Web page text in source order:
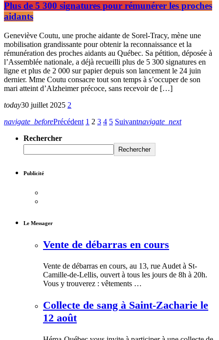
Plus de 5 300 signatures pour rémunérer les proches
aidants
Geneviève Coutu, une proche aidante de Sorel-Tracy, mène une
mobilisation grandissante pour obtenir la reconnaissance et la
rémunération des proches aidants au Québec. Sa pétition, déposée à
l’Assemblée nationale, a déjà recueilli plus de 5 300 signatures en
ligne et plus de 2 000 sur papier depuis son lancement le 24 juin
dernier. Mme Coutu consacre tout son temps à s’occuper de son
mari atteint d’Alzheimer précoce, sans recevoir de […]
today30 juillet 2025 2
navigate_beforePrécédent 1 2 3 4 5 Suivantnavigate_next
Rechercher
Rechercher
Publicité
Le Messager
Vente de débarras en cours
Vente de débarras en cours, au 13, rue Audet à St-
Camille-de-Lellis, ouvert à tous les jours de 8h à 20h.
Vous y trouverez : vêtements …
Collecte de sang à Saint-Zacharie le
12 août